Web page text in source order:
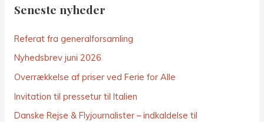
Seneste nyheder
Referat fra generalforsamling
Nyhedsbrev juni 2026
Overrækkelse af priser ved Ferie for Alle
Invitation til pressetur til Italien
Danske Rejse & Flyjournalister – indkaldelse til